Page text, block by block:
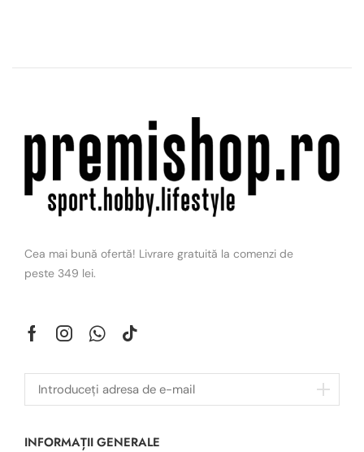
Cea mai bună ofertă! Livrare gratuită la comenzi de
peste 349 lei.
INFORMAȚII GENERALE